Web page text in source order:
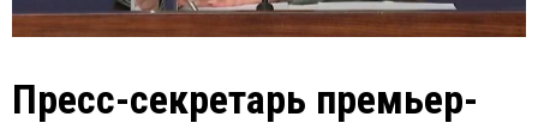
Пресс-секретарь премьер-